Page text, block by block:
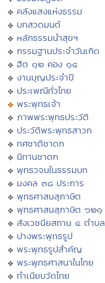
คลังแสงแห่งธรรม
บทสวดมนต์
หลักธรรมนำสุขฯ
กรรมฐานประจำวันเกิด
ฮีต ๑๒ คอง ๑๔
งานบุญประจำปี
ประเพณีทั่วไทย
พระพุทธเจ้า
ภาพพระพุทธประวัติ
ประวัติพระพุทธสาวก
ทศชาติชาดก
นิทานชาดก
พุทธวจนในธรรมบท
มงคล ๓๘ ประการ
พุทธศาสนสุภาษิต
พุทธศาสนสุภาษิต ๖๒๑
สังเวชนียสถาน ๔ ตำบล
ปางพระพุทธรูป
พระพุทธรูปสำคัญ
พระพุทธศาสนาในไทย
ทำเนียบวัดไทย